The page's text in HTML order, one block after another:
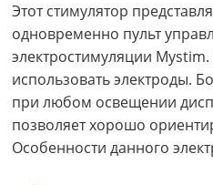
Этот стимулятор
одновременно пульт
электростимуляции
использовать электроды.
при любом освещении
позволяет хорошо
Особенности данного